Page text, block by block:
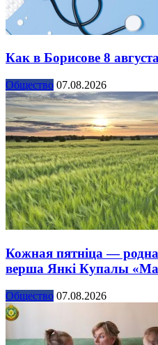
Как в Борисове 8
Общество 07.08.2026
Кожная пятніца —
верша Янкі Купалы
Общество 07.08.2026